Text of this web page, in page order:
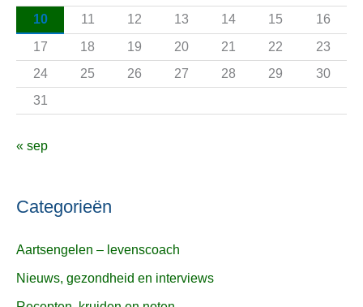
r
:
10
11 12 13 14 15
16
17
18 19 20 21 22
23
24
25 26 27 28 29
30
31
« sep
Categorieën
Aartsengelen – levenscoach
Nieuws, gezondheid en interviews